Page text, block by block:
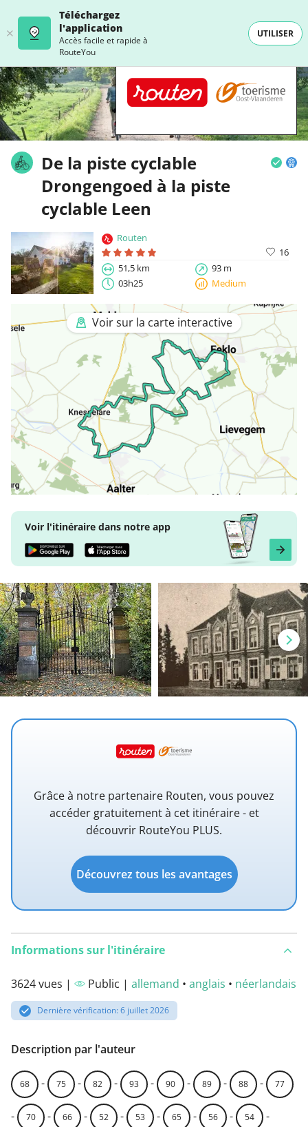
Téléchargez
l'application
Accès facile et rapide à
RouteYou
UTILISER
De la piste cyclable
Drongengoed à la piste
cyclable Leen
Routen
16
51,5 km
93 m
03h25
Medium
Voir sur la carte interactive
Voir l'itinéraire dans notre app
Grâce à notre partenaire Routen, vous pouvez
accéder gratuitement à cet itinéraire - et
découvrir RouteYou PLUS.
Découvrez tous les avantages
Informations sur l'itinéraire
3624 vues | Public | allemand • anglais • néerlandais
Dernière vérification: 6 juillet 2026
Description par l'auteur
68 - 75 - 82 - 93 - 90 - 89 - 88 - 77
- 70 - 66 - 52 - 53 - 65 - 56 - 54 -